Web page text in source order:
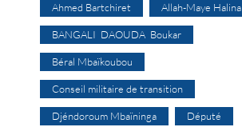
Ahmed Bartchiret Allah-Maye Halina
BANGALI DAOUDA Boukar
Béral Mbaïkoubou
Conseil militaire de transition
Djéndoroum Mbaïninga Député